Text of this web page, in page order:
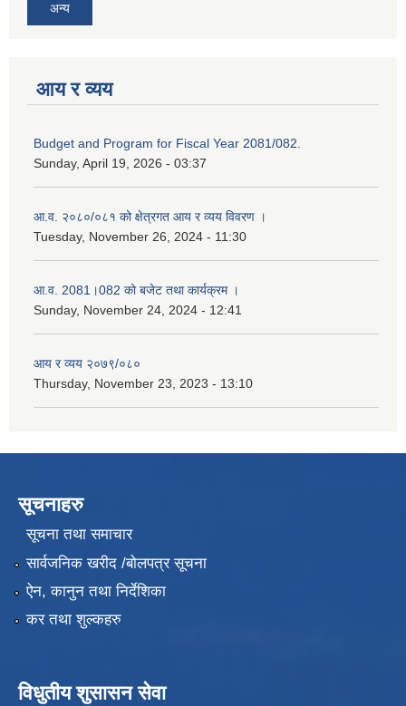
अन्य
आय र व्यय
Budget and Program for Fiscal Year 2081/082.
Sunday, April 19, 2026 - 03:37
आ.व. २०८०/०८१ को क्षेत्रगत आय र व्यय विवरण ।
Tuesday, November 26, 2024 - 11:30
आ.व. 2081।082 को बजेट तथा कार्यक्रम ।
Sunday, November 24, 2024 - 12:41
आय र व्यय २०७९/०८०
Thursday, November 23, 2023 - 13:10
सूचनाहरु
सूचना तथा समाचार
सार्वजनिक खरीद /बोलपत्र सूचना
ऐन, कानुन तथा निर्देशिका
कर तथा शुल्कहरु
विधुतीय शुसासन सेवा